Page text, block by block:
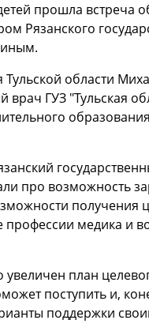
прошла встреча
Рязанского
Тульской области
ГУЗ "Тульская
про возможность
получения
медика и
план
поступить и,
поддержки